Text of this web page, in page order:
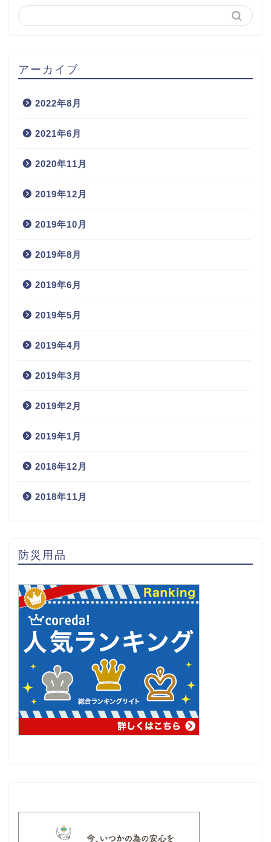
アーカイブ
2022年8月
2021年6月
2020年11月
2019年12月
2019年10月
2019年8月
2019年6月
2019年5月
2019年4月
2019年3月
2019年2月
2019年1月
2018年12月
2018年11月
防災用品